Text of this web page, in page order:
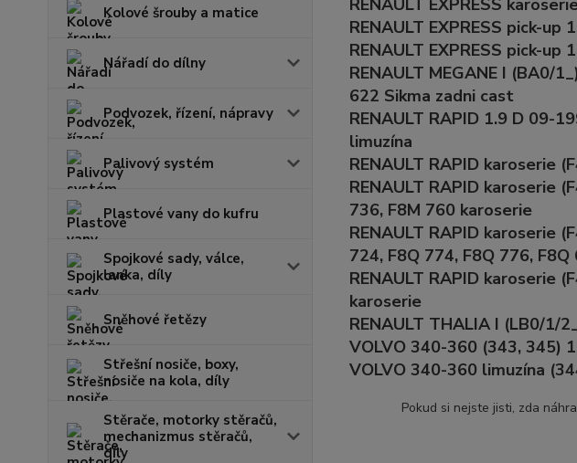
Kolové šrouby a matice
Nářadí do dílny
Podvozek, řízení, nápravy
Palivový systém
Plastové vany do kufru
Spojkové sady, válce,
lanka, díly
Sněhové řetězy
Střešní nosiče, boxy,
nosiče na kola, díly
Stěrače, motorky stěračů,
mechanizmus stěračů,
díly
RENAULT EXPRESS
RENAULT EXPRESS pick-
RENAULT EXPRESS pick-
RENAULT MEGANE I (BA0/
622 Sikma zadni cast
RENAULT RAPID 1.9 D 09-
limuzína
RENAULT RAPID karoserie
RENAULT RAPID karoserie
736, F8M 760 karoserie
RENAULT RAPID karoserie
724, F8Q 774, F8Q 776,
RENAULT RAPID karoserie
karoserie
RENAULT THALIA I (LB0/1/
VOLVO 340-360 (343, 345)
VOLVO 340-360 limuzína
Pokud si nejste jisti, zda